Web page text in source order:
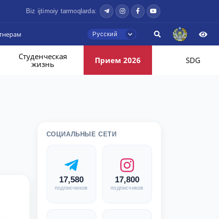
Biz ijtimoiy tarmoqlarda:
Русский
Студенческая
жизнь
Прием 2026 SDG
СОЦИАЛЬНЫЕ СЕТИ
17,580
подписчиков
17,800
подписчиков